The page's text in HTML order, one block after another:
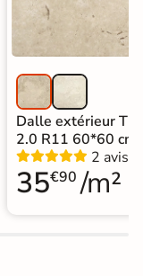
Dalle extérieur
2.0 R11 60*60 cm
2 avis
35€90 /m²